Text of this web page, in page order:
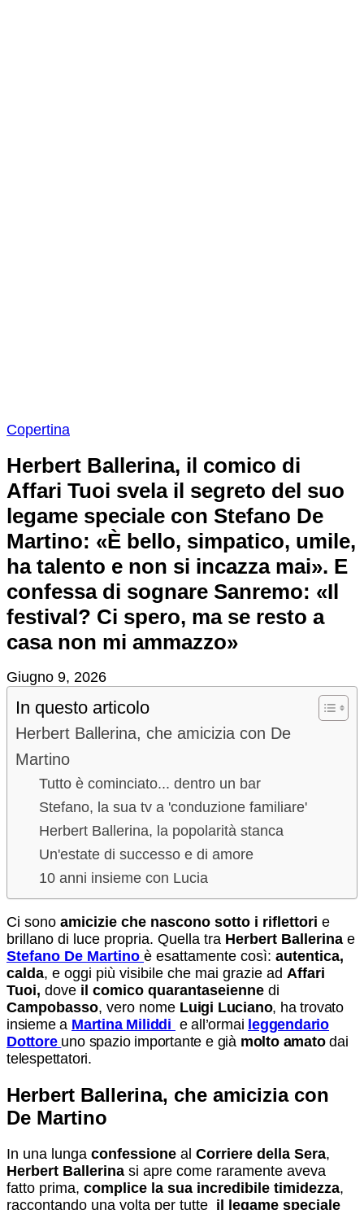
Copertina
Herbert Ballerina, il comico di
Affari Tuoi svela il segreto del suo
legame speciale con Stefano De
Martino: «È bello, simpatico, umile,
ha talento e non si incazza mai». E
confessa di sognare Sanremo: «Il
festival? Ci spero, ma se resto a
casa non mi ammazzo»
Giugno 9, 2026
In questo articolo
Herbert Ballerina, che amicizia con De
Martino
Tutto è cominciato... dentro un bar
Stefano, la sua tv a 'conduzione familiare'
Herbert Ballerina, la popolarità stanca
Un'estate di successo e di amore
10 anni insieme con Lucia
Ci sono amicizie che nascono sotto i riflettori e
brillano di luce propria. Quella tra Herbert Ballerina e
Stefano De Martino è esattamente così: autentica,
calda, e oggi più visibile che mai grazie ad Affari
Tuoi, dove il comico quarantaseienne di
Campobasso, vero nome Luigi Luciano, ha trovato
insieme a Martina Miliddi e all’ormai leggendario
Dottore uno spazio importante e già molto amatodai
telespettatori.
Herbert Ballerina, che amicizia con
De Martino
In una lunga confessione al Corriere della Sera,
Herbert Ballerina si apre come raramente aveva
fatto prima, complice la sua incredibile timidezza,
raccontando una volta per tutte il legame speciale